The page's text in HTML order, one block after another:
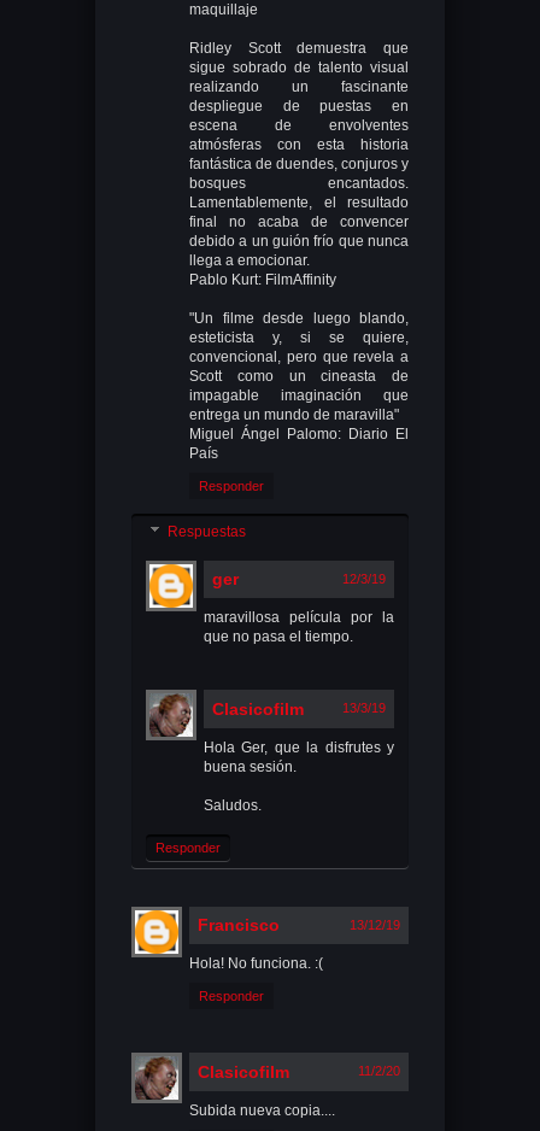
maquillaje
Ridley Scott demuestra que
sigue sobrado de talento visual
realizando un fascinante
despliegue de puestas en
escena de envolventes
atmósferas con esta historia
fantástica de duendes, conjuros y
bosques encantados.
Lamentablemente, el resultado
final no acaba de convencer
debido a un guión frío que nunca
llega a emocionar.
Pablo Kurt: FilmAffinity
"Un filme desde luego blando,
esteticista y, si se quiere,
convencional, pero que revela a
Scott como un cineasta de
impagable imaginación que
entrega un mundo de maravilla"
Miguel Ángel Palomo: Diario El
País
Responder
Respuestas
ger 12/3/19
maravillosa película por la
que no pasa el tiempo.
Clasicofilm 13/3/19
Hola Ger, que la disfrutes y
buena sesión.
Saludos.
Responder
Francisco 13/12/19
Hola! No funciona. :(
Responder
Clasicofilm 11/2/20
Subida nueva copia....